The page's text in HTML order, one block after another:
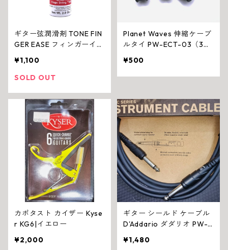
ギター弦潤滑剤 TONE FIN
GER EASE フィンガーイー
¥1,100
SOLD OUT
Planet Waves 伸縮ケーブ
ルタイ PW-ECT-03（3個
¥500
カポタスト カイザー Kyse
r KG6|イエロー
¥2,000
ギター シールド ケーブル
D'Addario ダダリオ PW-C
¥1,480